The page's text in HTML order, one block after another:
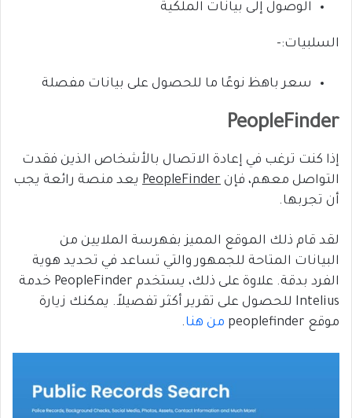
الوصول إلى بيانات الملكية
السلبيات:-
سعر باهظ نوعًا ما للحصول على بيانات مفصلة
PeopleFinder
إذا كنت ترغب في إعادة الاتصال بالأشخاص الذين فقدت
التواصل معهم، فإن PeopleFinder يعد منصة رائعة يجب
أن تجربها.
لقد قام ذلك الموقع المميز بفهرسة الملايين من
البيانات المتاحة للجمهور والتي تساعد في تحديد هوية
الفرد بدقة. علاوة على ذلك، يستخدم PeopleFinder خدمة
Intelius للحصول على تقرير أكثر تفصيلاً. يمكنك زيارة
موقع peoplefinder
من هنا.